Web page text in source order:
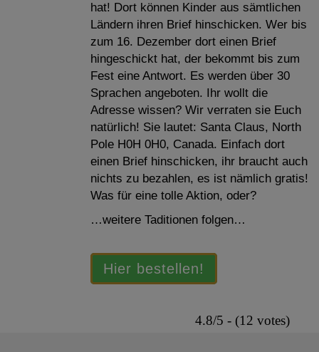
hat! Dort können Kinder aus sämtlichen
Ländern ihren Brief hinschicken. Wer bis
zum 16. Dezember dort einen Brief
hingeschickt hat, der bekommt bis zum
Fest eine Antwort. Es werden über 30
Sprachen angeboten. Ihr wollt die
Adresse wissen? Wir verraten sie Euch
natürlich! Sie lautet: Santa Claus, North
Pole H0H 0H0, Canada. Einfach dort
einen Brief hinschicken, ihr braucht auch
nichts zu bezahlen, es ist nämlich gratis!
Was für eine tolle Aktion, oder?
…weitere Taditionen folgen…
Hier bestellen!
4.8/5 - (12 votes)